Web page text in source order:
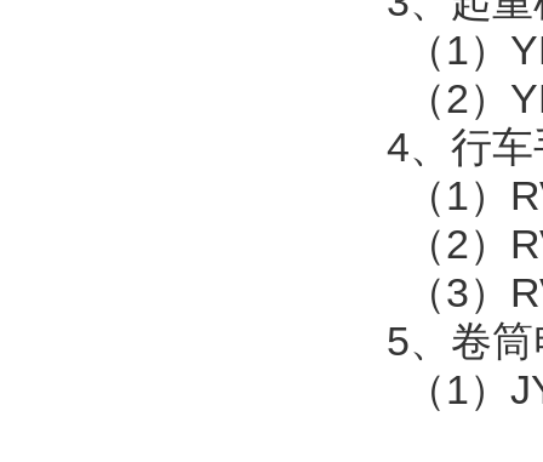
（1）
（2）
4、行
（1）
（2）
（3）
5、卷
（1）